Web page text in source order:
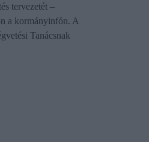
tervezetét –
a kormányinfón. A
Tanácsnak